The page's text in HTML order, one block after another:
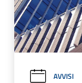
AVVISI